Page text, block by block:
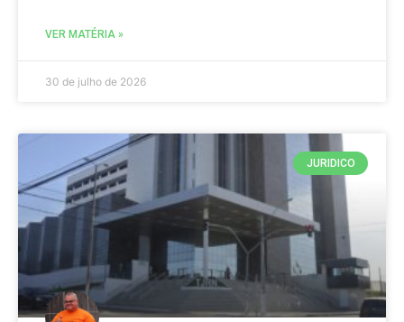
VER MATÉRIA »
30 de julho de 2026
JURIDICO